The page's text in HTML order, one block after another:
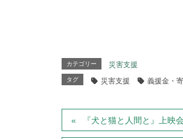
カテゴリー 災害支援
タグ 災害支援 義援金・
『犬と猫と人間と』上映